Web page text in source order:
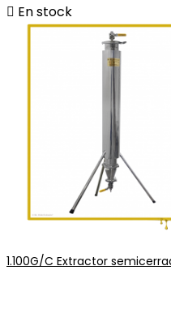
 En stock
1.100G/C Extractor